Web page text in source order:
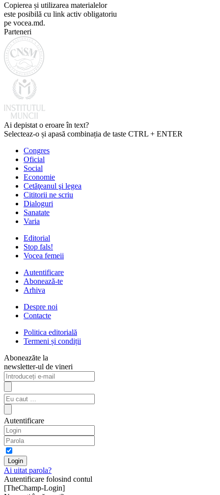
Copierea și utilizarea materialelor
este posibilă cu link activ obligatoriu
pe vocea.md.
Parteneri
Ai depistat o eroare în text?
Selecteaz-o și apasă combinația de taste CTRL + ENTER
Congres
Oficial
Social
Economie
Cetăţeanul şi legea
Cititorii ne scriu
Dialoguri
Sanatate
Varia
Editorial
Stop fals!
Vocea femeii
Autentificare
Abonează-te
Arhiva
Despre noi
Contacte
Politica editorială
Termeni și condiții
Aboneazăte la
newsletter-ul de vineri
Autentificare
Ai uitat parola?
Autentificare folosind contul
[TheChamp-Login]